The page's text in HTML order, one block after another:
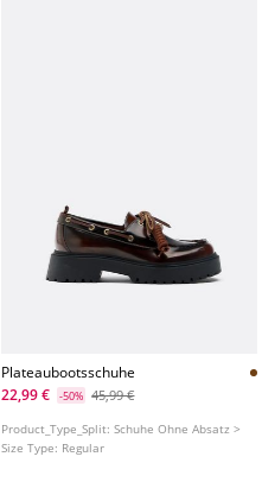
Plateaubootsschuhe
22,99 €
-50% 45,99 €
Product_Type_Split:Schuhe Ohne Absatz >
Size Type: Regular